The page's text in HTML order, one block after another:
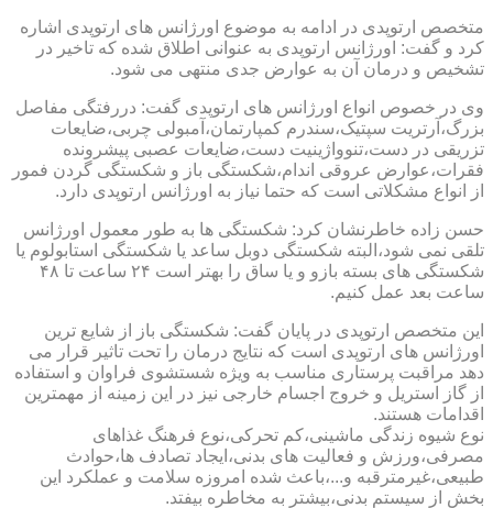
متخصص ارتوپدی در ادامه به موضوع اورژانس های ارتوپدی اشاره
کرد و گفت: اورژانس ارتوپدی به عنوانی اطلاق شده که تاخیر در
تشخیص و درمان آن به عوارض جدی منتهی می شود.
وی در خصوص انواع اورژانس های ارتوپدی گفت: دررفتگی مفاصل
بزرگ،آرتریت سپتیک،سندرم کمپارتمان،آمبولی چربی،ضایعات
تزریقی در دست،تنوواژینیت دست،ضایعات عصبی پیشرونده
فقرات،عوارض عروقی اندام،شکستگی باز و شکستگی گردن فمور
از انواع مشکلاتی است که حتما نیاز به اورژانس ارتوپدی دارد.
حسن زاده خاطرنشان کرد: شکستگی ها به طور معمول اورژانس
تلقی نمی شود،البته شکستگی دوبل ساعد یا شکستگی استابولوم یا
شکستگی های بسته بازو و یا ساق را بهتر است ۲۴ ساعت تا ۴۸
ساعت بعد عمل کنیم.
این متخصص ارتوپدی در پایان گفت: شکستگی باز از شایع ترین
اورژانس های ارتوپدی است که نتایج درمان را تحت تاثیر قرار می
دهد مراقبت پرستاری مناسب به ویژه شستشوی فراوان و استفاده
از گاز استریل و خروج اجسام خارجی نیز در این زمینه از مهمترین
اقدامات هستند.
نوع شیوه زندگی ماشینی،کم تحرکی،نوع فرهنگ غذاهای
مصرفی،ورزش و فعالیت های بدنی،ایجاد تصادف ها،حوادث
طبیعی،غیرمترقبه و...،باعث شده امروزه سلامت و عملکرد این
بخش از سیستم بدنی،بیشتر به مخاطره بیفتد.